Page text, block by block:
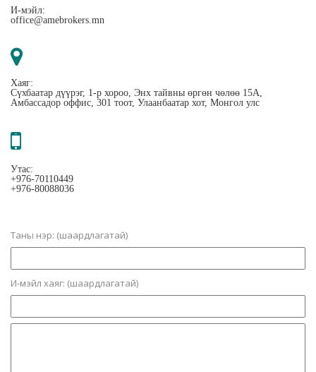
И-мэйл:
office@amebrokers.mn
Хаяг:
Сүхбаатар дүүрэг, 1-р хороо, Энх тайвны өргөн чөлөө 15А,
Амбассадор оффис, 301 тоот, Улаанбаатар хот, Монгол улс
Утас:
+976-70110449
+976-80088036
Таны нэр: (шаардлагатай)
И-мэйл хаяг: (шаардлагатай)